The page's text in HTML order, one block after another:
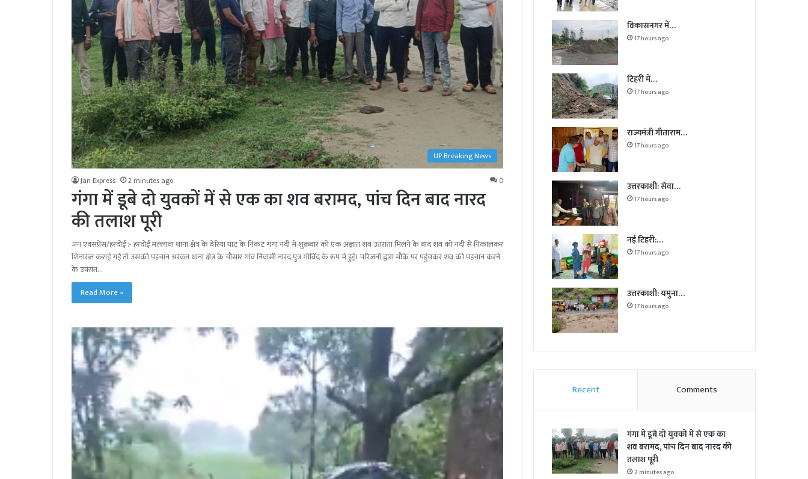
UP Breaking News
Jan Express 2 minutes ago 0
गंगा में डूबे दो युवकों में से एक का शव बरामद, पांच दिन बाद नारद
की तलाश पूरी
जन एक्सप्रेस/हरदोई :- हरदोई मल्लावां थाना क्षेत्र के बेरिया घाट के निकट गंगा नदी में शुक्रवार को एक अज्ञात शव उतराता मिलने के बाद शव को नदी से निकालकर
शिनाख्त कराई गई तो उसकी पहचान अरवल थाना क्षेत्र के चौसार गांव निवासी नारद पुत्र गोविंद के रूप में हुई। परिजनों द्वारा मौके पर पहुंचकर शव की पहचान करने
के उपरांत…
Read More »
विकासनगर में…
17 hours ago
टिहरी में…
17 hours ago
राज्यमंत्री गीताराम…
17 hours ago
उत्तरकाशी: सेवा…
17 hours ago
नई टिहरी:…
17 hours ago
उत्तरकाशी: यमुना…
17 hours ago
Recent Comments
गंगा में डूबे दो युवकों में से एक का
शव बरामद, पांच दिन बाद नारद की
तलाश पूरी
2 minutes ago